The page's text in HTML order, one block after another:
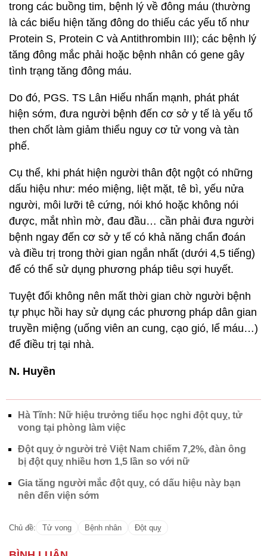
trong các buồng tim, bệnh lý về đông máu (thường
là các biểu hiện tăng đông do thiếu các yếu tố như
Protein S, Protein C và Antithrombin III); các bệnh lý
tăng đông mắc phải hoặc bệnh nhân có gene gây
tình trạng tăng đông máu.
Do đó, PGS. TS Lân Hiếu nhấn mạnh, phát phát
hiện sớm, đưa người bệnh đến cơ sở y tế là yếu tố
then chốt làm giảm thiểu nguy cơ tử vong và tàn
phế.
Cụ thể, khi phát hiện người thân đột ngột có những
dấu hiệu như: méo miệng, liệt mặt, tê bì, yếu nửa
người, môi lưỡi tê cứng, nói khó hoặc không nói
được, mắt nhìn mờ, đau đầu… cần phải đưa người
bệnh ngay đến cơ sở y tế có khả năng chẩn đoán
và điều trị trong thời gian ngắn nhất (dưới 4,5 tiếng)
để có thể sử dụng phương pháp tiêu sợi huyết.
Tuyệt đối không nên mất thời gian chờ người bệnh
tự phục hồi hay sử dụng các phương pháp dân gian
truyền miệng (uống viên an cung, cạo gió, lể máu…)
để điều trị tại nhà.
N. Huyền
Hà Tĩnh: Nữ hiệu trưởng tiểu học nghi đột quỵ, tử
vong tại phòng làm việc
Đột quỵ ở người trẻ Việt Nam chiếm 7,2%, đàn ông
bị đột quỵ nhiều hơn 1,5 lần so với nữ
Gia tăng người mắc đột quỵ, có dấu hiệu này bạn
nên đến viện sớm
Chủ đề: Tử vong Bệnh nhân Đột quỵ